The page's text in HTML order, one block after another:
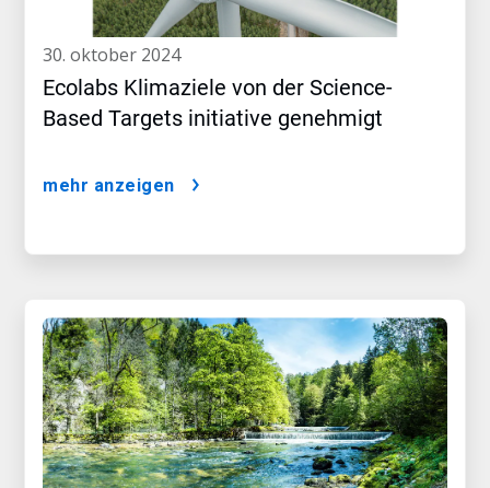
30. oktober 2024
Ecolabs Klimaziele von der Science-
Based Targets initiative genehmigt
mehr anzeigen